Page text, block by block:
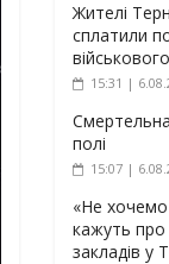
Жителі
сплатили
15:31 |
полі
15:07 |
«Не
кажуть про
закладів у